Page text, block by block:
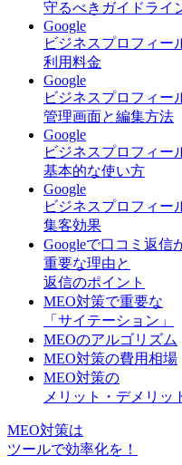
守るべきガイドライ
Google
ビジネスプロフィー
利用料金
Google
ビジネスプロフィー
管理画面と編集方法
Google
ビジネスプロフィー
基本的な使い方
Google
ビジネスプロフィー
集客効果
Googleで口コミ返信
重要な理由と
返信のポイント
MEO対策で重要な
「サイテーション」
MEOのアルゴリズム
MEO対策の費用相場
MEO対策の
メリット・デメリッ
MEO対策は
ツールで効率化を！